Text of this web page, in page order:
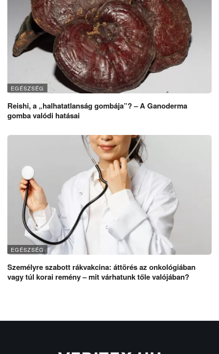
EGÉSZSÉG
Reishi, a „halhatatlanság gombája”? – A Ganoderma
gomba valódi hatásai
EGÉSZSÉG
Személyre szabott rákvakcina: áttörés az onkológiában
vagy túl korai remény – mit várhatunk tőle valójában?